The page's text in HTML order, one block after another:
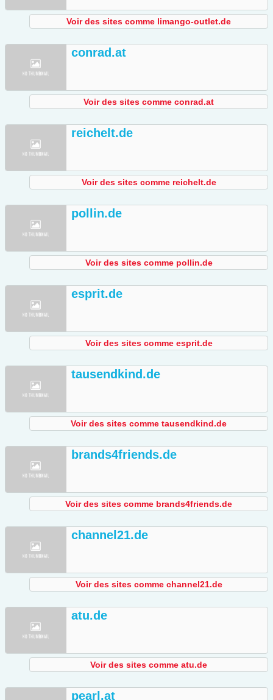
Voir des sites comme limango-outlet.de
conrad.at
Voir des sites comme conrad.at
reichelt.de
Voir des sites comme reichelt.de
pollin.de
Voir des sites comme pollin.de
esprit.de
Voir des sites comme esprit.de
tausendkind.de
Voir des sites comme tausendkind.de
brands4friends.de
Voir des sites comme brands4friends.de
channel21.de
Voir des sites comme channel21.de
atu.de
Voir des sites comme atu.de
pearl.at